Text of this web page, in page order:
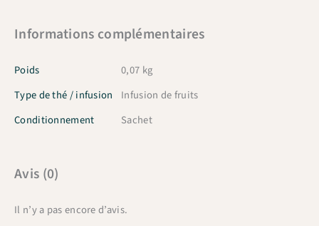
Informations complémentaires
Poids
0,07 kg
Type de thé / infusion
Infusion de fruits
Conditionnement
Sachet
Avis (0)
Il n’y a pas encore d’avis.